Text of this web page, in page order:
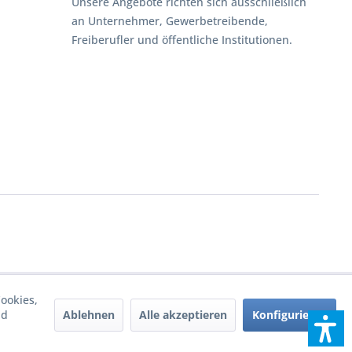
an Unternehmer, Gewerbetreibende,
Freiberufler und öffentliche Institutionen.
Ablehnen Alle akzeptieren Konfigurieren